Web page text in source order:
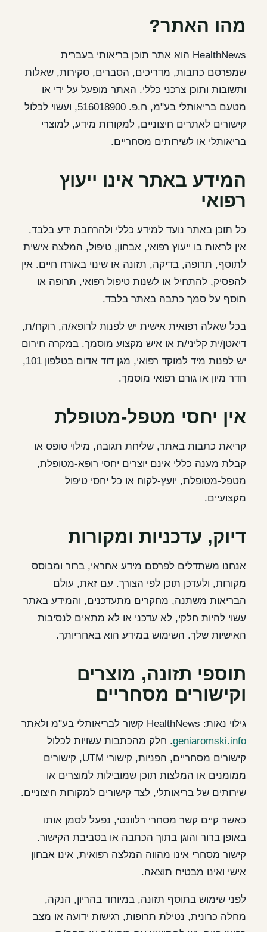
מהו האתר?
HealthNews הוא אתר תוכן בריאותי בעברית
שמפרסם כתבות, מדריכים, הסברים, סקירות, שאלות
ותשובות ותוכן צרכני כללי. האתר מופעל על ידי או
מטעם בריאותלי בע"מ, ח.פ. 516018900, ועשוי לכלול
קישורים לאתרים חיצוניים, למקורות מידע, למוצרי
בריאותלי או לשירותים מסחריים.
המידע באתר אינו ייעוץ
רפואי
כל תוכן באתר נועד למידע כללי ולהרחבת ידע בלבד.
אין לראות בו ייעוץ רפואי, אבחון, טיפול, המלצה אישית
לתוסף, תרופה, בדיקה, תזונה או שינוי באורח חיים. אין
להפסיק, להתחיל או לשנות טיפול רפואי, תרופה או
תוסף על סמך כתבה באתר בלבד.
בכל שאלה רפואית אישית יש לפנות לרופא/ה, רוקח/ת,
דיאטן/ית קליני/ת או איש מקצוע מוסמך. במקרה חירום
יש לפנות מיד למוקד רפואי, מגן דוד אדום בטלפון 101,
חדר מיון או גורם רפואי מוסמך.
אין יחסי מטפל-מטופלת
קריאת כתבות באתר, שליחת תגובה, מילוי טופס או
קבלת מענה כללי אינם יוצרים יחסי רופא-מטופלת,
מטפל-מטופלת, יועץ-לקוח או כל יחסי טיפול
מקצועיים.
דיוק, עדכניות ומקורות
אנחנו משתדלים לפרסם מידע אחראי, ברור ומבוסס
מקורות, ולעדכן תוכן לפי הצורך. עם זאת, עולם
הבריאות משתנה, מחקרים מתעדכנים, והמידע באתר
עשוי להיות חלקי, לא עדכני או לא מתאים לנסיבות
האישיות שלך. השימוש במידע הוא באחריותך.
תוספי תזונה, מוצרים
וקישורים מסחריים
גילוי נאות: HealthNews קשור לבריאותלי בע"מ ולאתר
geniaromski.info. חלק מהכתבות עשויות לכלול
קישורים מסחריים, הפניות, קישורי UTM, קישורים
ממומנים או המלצות תוכן שמובילות למוצרים או
שירותים של בריאותלי, לצד קישורים למקורות חיצוניים.
כאשר קיים קשר מסחרי רלוונטי, נפעל לסמן אותו
באופן ברור והוגן בתוך הכתבה או בסביבת הקישור.
קישור מסחרי אינו מהווה המלצה רפואית, אינו אבחון
אישי ואינו מבטיח תוצאה.
לפני שימוש בתוסף תזונה, במיוחד בהריון, הנקה,
מחלה כרונית, נטילת תרופות, רגישות ידועה או מצב